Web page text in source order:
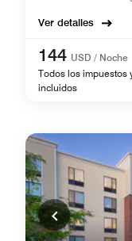
Ver detalles
144 USD / Noche
Todos los impuestos
incluidos